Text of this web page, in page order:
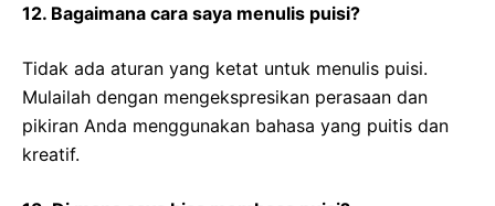
12. Bagaimana cara saya menulis puisi?
Tidak ada aturan yang ketat untuk menulis puisi.
Mulailah dengan mengekspresikan perasaan dan
pikiran Anda menggunakan bahasa yang puitis dan
kreatif.